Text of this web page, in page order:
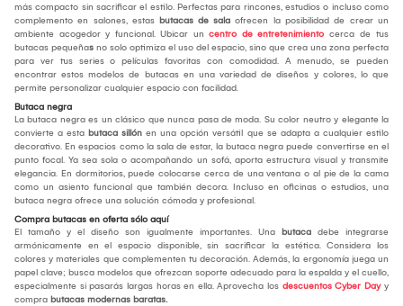
más compacto sin sacrificar el estilo. Perfectas para rincones, estudios o incluso como
complemento en salones, estas butacas de sala ofrecen la posibilidad de crear un
ambiente acogedor y funcional. Ubicar un centro de entretenimiento cerca de tus
butacas pequeñas no solo optimiza el uso del espacio, sino que crea una zona perfecta
para ver tus series o películas favoritas con comodidad. A menudo, se pueden
encontrar estos modelos de butacas en una variedad de diseños y colores, lo que
permite personalizar cualquier espacio con facilidad.
Butaca negra
La butaca negra es un clásico que nunca pasa de moda. Su color neutro y elegante la
convierte a esta butaca sillón en una opción versátil que se adapta a cualquier estilo
decorativo. En espacios como la sala de estar, la butaca negra puede convertirse en el
punto focal. Ya sea sola o acompañando un sofá, aporta estructura visual y transmite
elegancia. En dormitorios, puede colocarse cerca de una ventana o al pie de la cama
como un asiento funcional que también decora. Incluso en oficinas o estudios, una
butaca negra ofrece una solución cómoda y profesional.
Compra butacas en oferta sólo aquí
El tamaño y el diseño son igualmente importantes. Una butaca debe integrarse
armónicamente en el espacio disponible, sin sacrificar la estética. Considera los
colores y materiales que complementen tu decoración. Además, la ergonomía juega un
papel clave; busca modelos que ofrezcan soporte adecuado para la espalda y el cuello,
especialmente si pasarás largas horas en ella. Aprovecha los descuentos Cyber Dayy
compra butacas modernas baratas.